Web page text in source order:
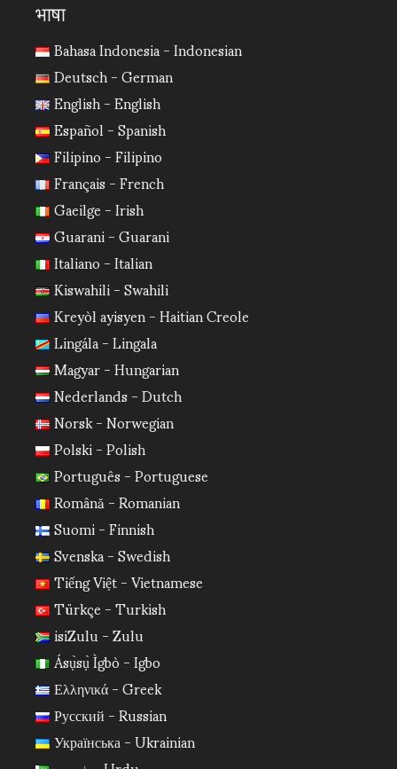
भाषा
Bahasa Indonesia - Indonesian
Deutsch - German
English - English
Español - Spanish
Filipino - Filipino
Français - French
Gaeilge - Irish
Guarani - Guarani
Italiano - Italian
Kiswahili - Swahili
Kreyòl ayisyen - Haitian Creole
Lingála - Lingala
Magyar - Hungarian
Nederlands - Dutch
Norsk - Norwegian
Polski - Polish
Português - Portuguese
Română - Romanian
Suomi - Finnish
Svenska - Swedish
Tiếng Việt - Vietnamese
Türkçe - Turkish
isiZulu - Zulu
Ásụ̀sụ̀ Ìgbò - Igbo
Ελληνικά - Greek
Русский - Russian
Українська - Ukrainian